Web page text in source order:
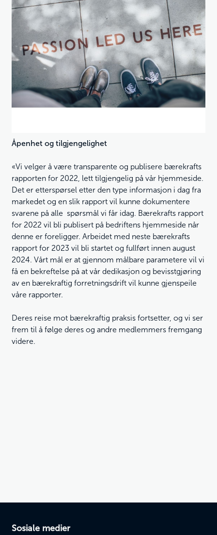
Åpenhet og tilgjengelighet
«Vi velger å være transparente og publisere bærekrafts
rapporten for 2022, lett tilgjengelig på vår hjemmeside.
Det er etterspørsel etter den type informasjon i dag fra
markedet og en slik rapport vil kunne dokumentere
svarene på alle spørsmål vi får idag. Bærekrafts rapport
for 2022 vil bli publisert på bedriftens hjemmeside når
denne er foreligger. Arbeidet med neste bærekrafts
rapport for 2023 vil bli startet og fullført innen august
2024. Vårt mål er at gjennom målbare parametere vil vi
få en bekreftelse på at vår dedikasjon og bevisstgjøring
av en bærekraftig forretningsdrift vil kunne gjenspeile
våre rapporter.
Deres reise mot bærekraftig praksis fortsetter, og vi ser
frem til å følge deres og andre medlemmers fremgang
videre.
Sosiale medier